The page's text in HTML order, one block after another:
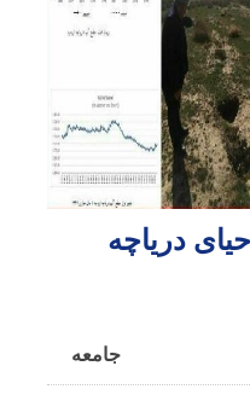
دریاچه
جامعه